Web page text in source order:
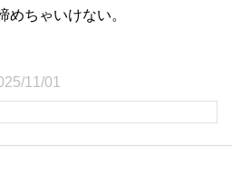
めちゃいけない。
11/01